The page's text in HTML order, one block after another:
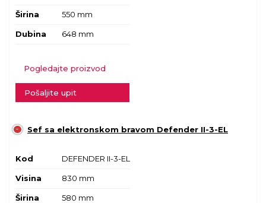
Širina 550 mm
Dubina 648 mm
Pogledajte proizvod
Pošaljite upit
Sef sa elektronskom bravom Defender II-3-EL
Kod DEFENDER II-3-EL
Visina 830 mm
Širina 580 mm